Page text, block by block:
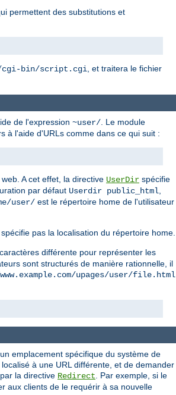
permettent des substitutions et
cgi-bin/script.cgi, et traitera le fichier
de l'expression ~user/ . Le module
à l'aide d'URLs comme dans ce qui suit :
A cet effet, la directive UserDir spécifie
par défaut Userdir public_html
user/ est le répertoire home de l'utilisateur
pas la localisation du répertoire home.
différente pour représenter les
sont structurés de manière rationnelle, il
upages/user/file.html
emplacement spécifique du système de
à une URL différente, et de demander
la directive Redirect. Par exemple, si le
aux clients de le requérir à sa nouvelle